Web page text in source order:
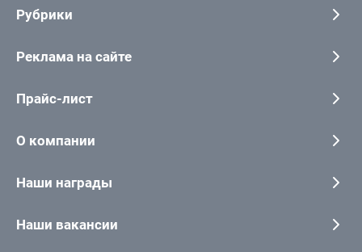
Рубрики
Реклама на сайте
Прайс-лист
О компании
Наши награды
Наши вакансии